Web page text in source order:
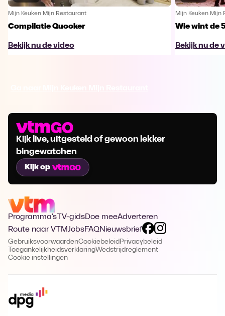
Mijn Keuken Mijn Restaurant
Compilatie Quooker
Bekijk nu de video
Mijn Keuken Mijn
Wie wint de
Bekijk nu de
Kijk live, uitgesteld of gewoon lekker
bingewatchen
Kijk op
Programma's TV-gidsDoe meeAdverteren
Route naar VTMJobsFAQNieuwsbrief
GebruiksvoorwaardenCookiebeleid Privacybeleid
ToegankelijkheidsverklaringWedstrijdreglement
Cookie instellingen